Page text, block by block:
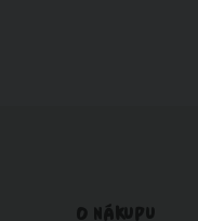
O NÁKUPU